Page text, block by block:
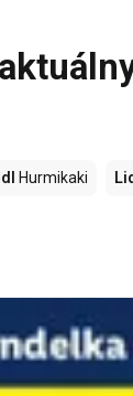
Hurmikaki Lidl